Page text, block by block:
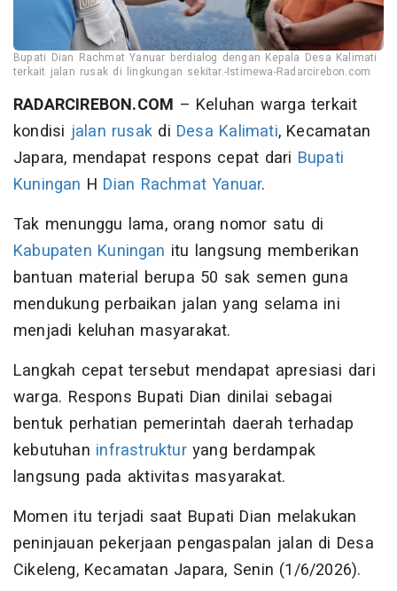
Bupati Dian Rachmat Yanuar berdialog dengan Kepala Desa Kalimati
terkait jalan rusak di lingkungan sekitar.-Istimewa-Radarcirebon.com
RADARCIREBON.COM – Keluhan warga terkait
kondisi jalan rusak di Desa Kalimati, Kecamatan
Japara, mendapat respons cepat dari Bupati
Kuningan H Dian Rachmat Yanuar.
Tak menunggu lama, orang nomor satu di
Kabupaten Kuningan itu langsung memberikan
bantuan material berupa 50 sak semen guna
mendukung perbaikan jalan yang selama ini
menjadi keluhan masyarakat.
Langkah cepat tersebut mendapat apresiasi dari
warga. Respons Bupati Dian dinilai sebagai
bentuk perhatian pemerintah daerah terhadap
kebutuhan infrastrukturyang berdampak
langsung pada aktivitas masyarakat.
Momen itu terjadi saat Bupati Dian melakukan
peninjauan pekerjaan pengaspalan jalan di Desa
Cikeleng, Kecamatan Japara, Senin (1/6/2026).